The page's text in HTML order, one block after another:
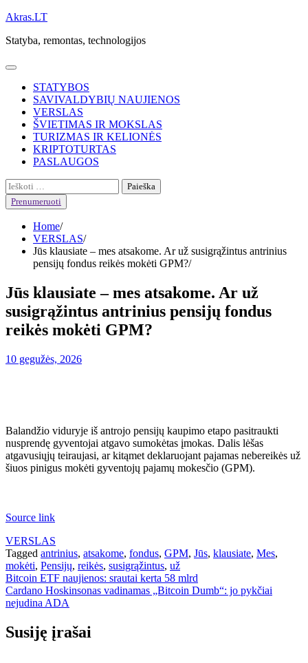
Skip
content
Akras.LT
Statyba, remontas, technologijos
STATYBOS
SAVIVALDYBIŲ NAUJIENOS
VERSLAS
ŠVIETIMAS IR MOKSLAS
TURIZMAS IR KELIONĖS
KRIPTOTURTAS
PASLAUGOS
Ieškoti:
Prenumeruoti
Home
VERSLAS
Jūs klausiate – mes atsakome. Ar už susigrąžintus antrinius
pensijų fondus reikės mokėti GPM?
Jūs klausiate – mes atsakome. Ar už
susigrąžintus antrinius pensijų fondus
reikės mokėti GPM?
10 gegužės, 2026
Balandžio viduryje iš antrojo pensijų kaupimo etapo pasitraukti
nusprendę gyventojai atgavo sumokėtas įmokas. Dalis lėšas
atgavusiųjų teiraujasi, ar kitąmet deklaruojant pajamas nebereikės už
šiuos pinigus mokėti gyventojų pajamų mokesčio (GPM).
Source link
VERSLAS
Tagged antrinius, atsakome, fondus, GPM, Jūs, klausiate, Mes,
mokėti, Pensijų, reikės, susigrąžintus, už
Navigacija
tarp
Bitcoin ETF naujienos: srautai kerta 58 mlrd
Cardano Hoskinsonas vadinamas „Bitcoin Dumb“: jo pykčiai
nejudina ADA
Susiję įrašai